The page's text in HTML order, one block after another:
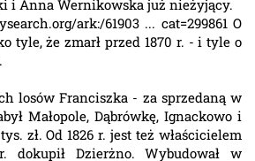
i Anna Wernikowska już nieżyjący.
ark:/61903 ... cat=299861 O
tyle, że zmarł przed 1870 r. - i tyle o
losów Franciszka - za sprzedaną w
Małopole, Dąbrówkę, Ignackowo i
zł. Od 1826 r. jest też właścicielem
dokupił Dzierżno. Wybudował w